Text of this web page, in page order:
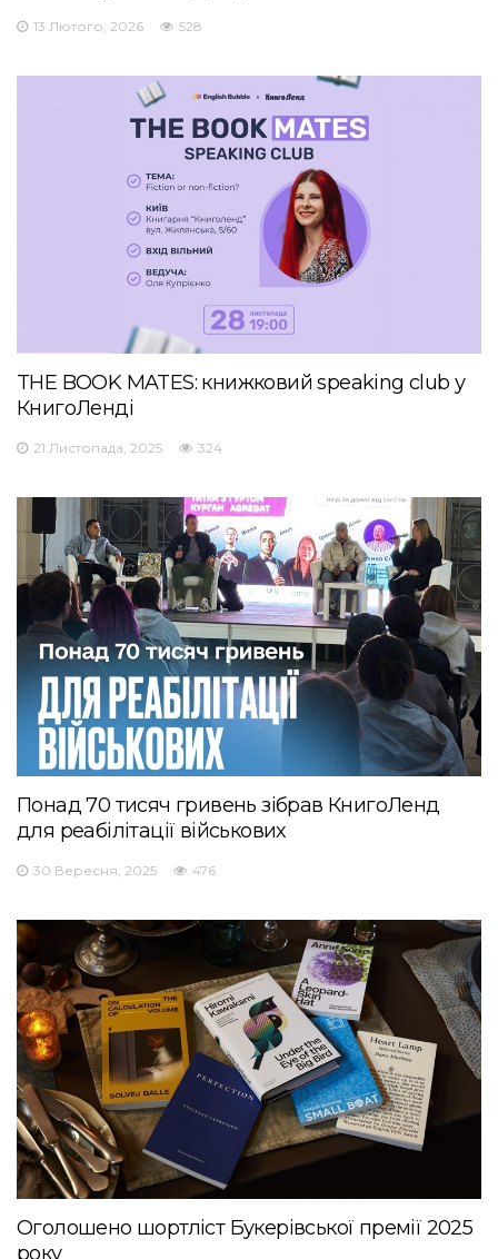
13 Лютого, 2026 528
THE BOOK MATES: книжковий speaking club у
КнигоЛенді
21 Листопада, 2025 324
Понад 70 тисяч гривень зібрав КнигоЛенд
для реабілітації військових
30 Вересня, 2025 476
Оголошено шортліст Букерівської премії 2025
року